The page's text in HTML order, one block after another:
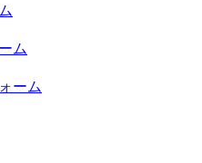
ム
ーム